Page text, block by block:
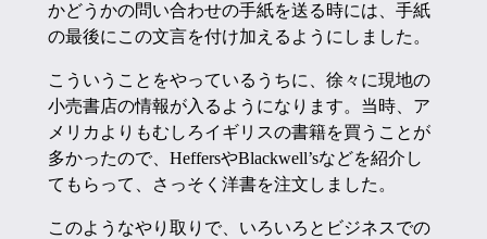
かどうかの問い合わせの手紙を送る時には、手紙
の最後にこの文言を付け加えるようにしました。
こういうことをやっているうちに、徐々に現地の
小売書店の情報が入るようになります。当時、ア
メリカよりもむしろイギリスの書籍を買うことが
多かったので、HeffersやBlackwell’sなどを紹介し
てもらって、さっそく洋書を注文しました。
このようなやり取りで、いろいろとビジネスでの